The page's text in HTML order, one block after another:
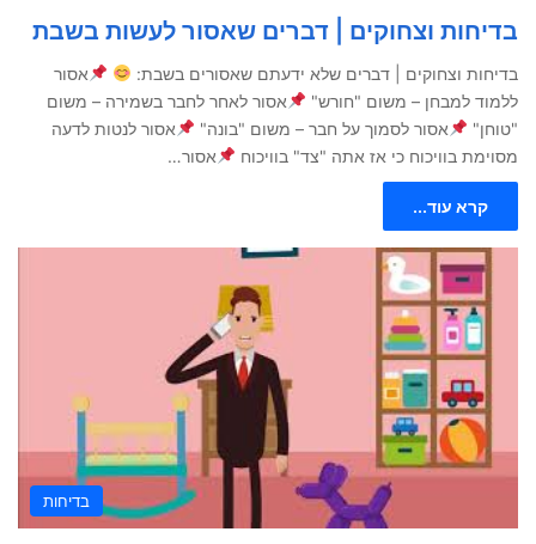
בדיחות וצחוקים | דברים שאסור לעשות בשבת
בדיחות וצחוקים | דברים שלא ידעתם שאסורים בשבת:
אסור
ללמוד למבחן – משום "חורש"
אסור לאחר לחבר בשמירה – משום
"טוחן"
אסור לסמוך על חבר – משום "בונה"
אסור לנטות לדעה
מסוימת בוויכוח כי אז אתה "צד" בוויכוח
אסור…
קרא עוד...
בדיחות